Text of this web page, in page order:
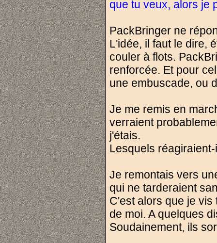
que tu veux, alors je
PackBringer ne
L'idée, il faut le dire,
couler à flots.
renforcée. Et pour
une embuscade, ou
Je me remis en
verraient
j'étais.
Lesquels
Je remontais vers
qui ne tarderaient
C'est alors que je
de moi. A quelques
Soudainement, ils